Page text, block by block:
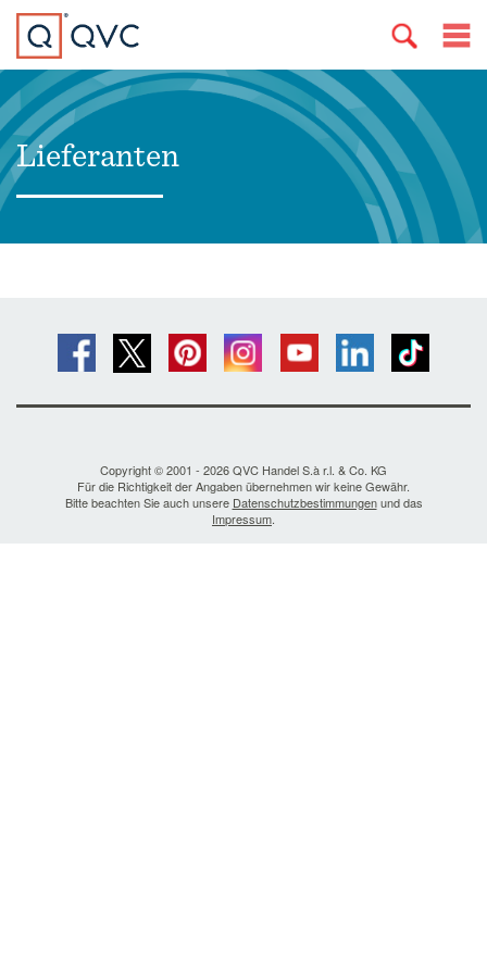
Lieferanten
Copyright © 2001 - 2026 QVC Handel S.à r.l. & Co. KG
Für die Richtigkeit der Angaben übernehmen wir keine Gewähr.
Bitte beachten Sie auch unsere Datenschutzbestimmungenund das
Impressum.